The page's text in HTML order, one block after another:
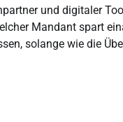
und digitaler
Mandant spart
solange wie die